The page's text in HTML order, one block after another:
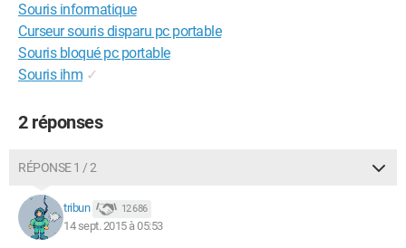
Souris informatique
Curseur souris disparu pc portable
Souris bloqué pc portable
Souris ihm ✓
2 réponses
RÉPONSE 1 / 2
tribun 12 686
14 sept. 2015 à 05:53